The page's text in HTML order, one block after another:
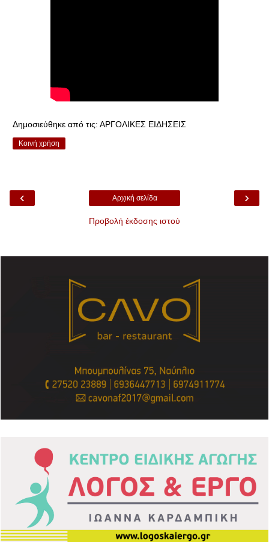
Δημοσιεύθηκε από τις: ΑΡΓΟΛΙΚΕΣ ΕΙΔΗΣΕΙΣ
Κοινή χρήση
‹ ›
Αρχική σελίδα
Προβολή έκδοσης ιστού